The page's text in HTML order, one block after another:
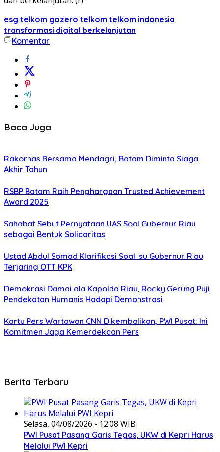
esg telkom gozero telkom telkom indonesia
transformasi digital berkelanjutan
Komentar
Baca Juga
Rakornas Bersama Mendagri, Batam Diminta Siaga
Akhir Tahun
RSBP Batam Raih Penghargaan Trusted Achievement
Award 2025
Sahabat Sebut Pernyataan UAS Soal Gubernur Riau
sebagai Bentuk Solidaritas
Ustad Abdul Somad Klarifikasi Soal Isu Gubernur Riau
Terjaring OTT KPK
Demokrasi Damai ala Kapolda Riau, Rocky Gerung Puji
Pendekatan Humanis Hadapi Demonstrasi
Kartu Pers Wartawan CNN Dikembalikan, PWI Pusat: Ini
Komitmen Jaga Kemerdekaan Pers
Berita Terbaru
Selasa, 04/08/2026 - 12:08 WIB
PWI Pusat Pasang Garis Tegas, UKW di Kepri Harus
Melalui PWI Kepri